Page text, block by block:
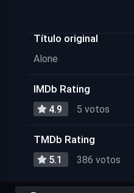
Título original
Alone
IMDb Rating
4.9 5 votos
TMDb Rating
5.1 386 votos